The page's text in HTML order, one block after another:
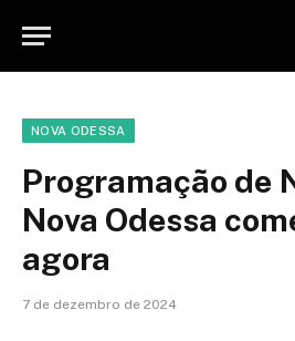
NOVA ODESSA
Programação de
Nova Odessa
agora
7 de dezembro de 2024